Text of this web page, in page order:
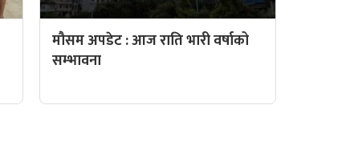
मौसम अपडेट : आज राति भारी वर्षाको
सम्भावना